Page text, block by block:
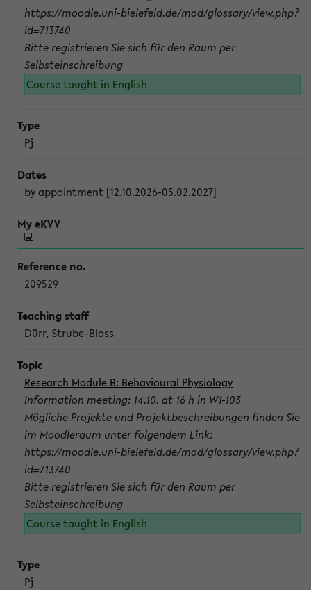
https://moodle.uni-bielefeld.de/mod/glossary/view.php?
id=713740
Bitte registrieren Sie sich für den Raum per
Selbsteinschreibung
Course taught in English
Pj
by appointment [12.10.2026-05.02.2027]
209529
Dürr, Strube-Bloss
Research Module B: Behavioural Physiology
Information meeting: 14.10. at 16 h in W1-103
Mögliche Projekte und Projektbeschreibungen finden Sie
im Moodleraum unter folgendem Link:
https://moodle.uni-bielefeld.de/mod/glossary/view.php?
id=713740
Bitte registrieren Sie sich für den Raum per
Selbsteinschreibung
Course taught in English
Pj